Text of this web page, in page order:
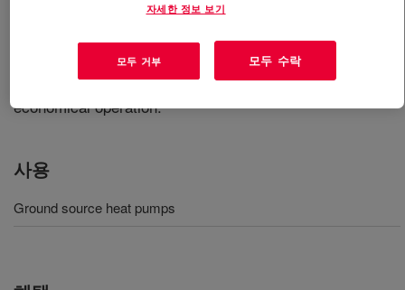
designed to overcome the drawbacks of alternative
fluids, providing greater assurance that geothermal
systems will repay their initial investment costs in
energy savings and in years of reliable, safe, and
economical operation.
사용
Ground source heat pumps
자세한 정보 보기
모두 거부 모두 수락